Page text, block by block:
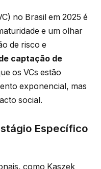
no Brasil em 2025 é
e um olhar
de risco e
captação de
os VCs estão
exponencial, mas
social.
Específico
como Kaszek